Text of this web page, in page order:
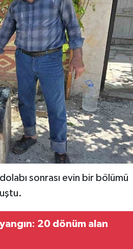
sonrası evin bir bölümü
20 dönüm alan